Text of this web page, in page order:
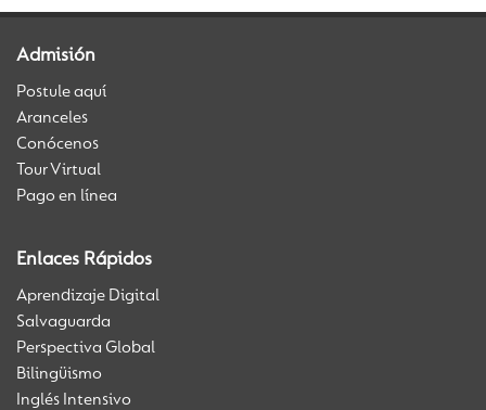
Admisión
Postule aquí
Aranceles
Conócenos
Tour Virtual
Pago en línea
Enlaces Rápidos
Aprendizaje Digital
Salvaguarda
Perspectiva Global
Bilingüismo
Inglés Intensivo